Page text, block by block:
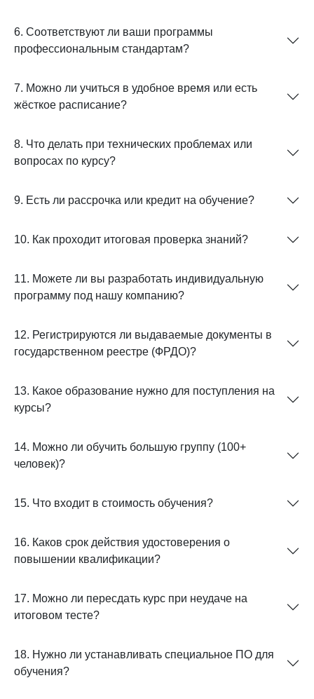
6. Соответствуют ли ваши программы
профессиональным стандартам?
7. Можно ли учиться в удобное время или есть
жёсткое расписание?
8. Что делать при технических проблемах или
вопросах по курсу?
9. Есть ли рассрочка или кредит на обучение?
10. Как проходит итоговая проверка знаний?
11. Можете ли вы разработать индивидуальную
программу под нашу компанию?
12. Регистрируются ли выдаваемые документы в
государственном реестре (ФРДО)?
13. Какое образование нужно для поступления на
курсы?
14. Можно ли обучить большую группу (100+
человек)?
15. Что входит в стоимость обучения?
16. Каков срок действия удостоверения о
повышении квалификации?
17. Можно ли пересдать курс при неудаче на
итоговом тесте?
18. Нужно ли устанавливать специальное ПО для
обучения?